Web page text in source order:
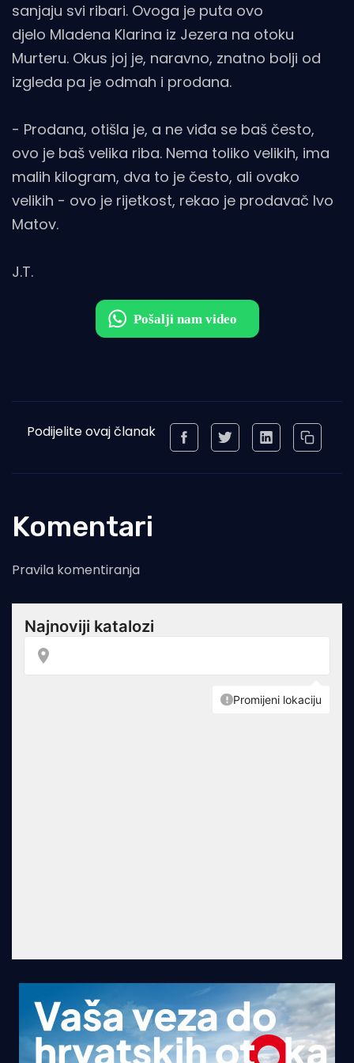
sanjaju svi ribari. Ovoga je puta ovo
djelo Mladena Klarina iz Jezera na otoku
Murteru. Okus joj je, naravno, znatno bolji od
izgleda pa je odmah i prodana.
- Prodana, otišla je, a ne viđa se baš često,
ovo je baš velika riba. Nema toliko velikih, ima
malih kilogram, dva to je često, ali ovako
velikih - ovo je rijetkost, rekao je prodavač Ivo
Matov.
J.T.
Podijelite ovaj članak
Komentari
Pravila komentiranja